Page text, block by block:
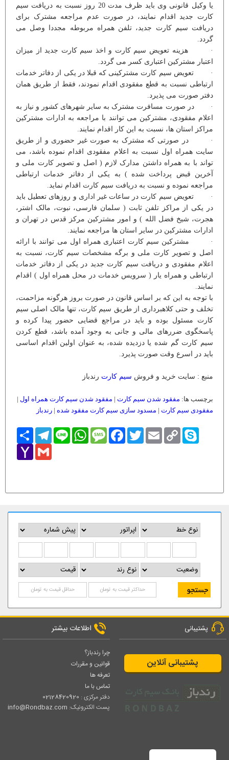
یا وکیل قانونی وی باید ظرف مدت 20 روز نسبت به دریافت سیم
کارت جدید اقدام نمایند، در صورت عدم مراجعه مشترک برای
دریافت سیم کارت جدید، تلفن همراه مربوطه مجددا وصل می
گردد.
· هزینه تعویض سیم کارت و اخذ سیم کارت جدید از میزان
اعتبار مشترکین اعتباری کسر می گردد.
· تعویض سیم کارت مشترکینی که قبلا در یکی از دفاتر خدمات
ارتباطی نسبت به قطع مفقودی اقدام نمودند، فقط از طریق همان
دفتر صورت می پذیرد.
· در صورت مسافرت مشترک به سایر شهرهای کشور و نیاز به
اعلام مفقودی، مشترکین می توانند با مراجعه به ادارات مشترکین
مراکز استان ها، نسبت به این کار اقدام نمایند.
· در صورتی که مشترک به صورت غیر حضوری و از طریق
سایت همراه اول نسبت به اعلام مفقودی اقدام نموده باشد، می
تواند با به همراه داشتن مدارک لازم ( اصل و تصویر کارت ملی و
آخرین قبض پرداخت شده ) به یکی از دفاتر خدمات ارتباطی
مراجعه نموده و نسبت به دریافت سیم کارت اقدام نماید.
· تعویض سیم کارت در ساعات غیر اداری و روزهای تعطیل باید
در یکی از مراکز تلفن ثابت ( سلمان فارسی، نبوت، مالک اشتر،
هجرت، شیخ فضل الله ) و امور مشترکین مرکز قدس در تهران و
ادارات مشترکین در سایر استان ها مراجعه نمایند.
· مشترکین سیم کارت اعتباری همراه اول می توانند با ارائه
اصل و تصویر کارت ملی و برگه مشخصات سیم کارت، نسبت به
اعلام مفقودی و دریافت سیم کارت جدید در یکی از دفاتر خدمات
ارتباطی و همراه یار ( سرویس خدمات در محل همراه اول ) اقدام
نمایند.
با توجه به این که بر اساس قانون در صورت بروز هرگونه مزاحمت،
تخلف و حتی کلاهبرداری از طریق سیم کارت، تنها مالک اصلی سیم
کارت مسئول بوده و باید در مراجع قضایی حضور پیدا کرده و
پاسخگوی ضررهای مالی و جانی به وجود آمده باشد، قطع کردن
سیم کارت گم شده یا دزدیده شده، به عنوان اولین اقدام اساسی
باید در اسرع وقت صورت پذیرد.
منبع : سایت خرید و فروش سیم کارت رندباز
برچسب ها: مفقود شدن سیم کارت | مفقود شدن سیم کارت همراه اول |
مفقودی سیم کارت | مسدود سازی سیم کارت مفقود شده | رندباز
اشتراکTelegram Line
WhatsAppMessageFacebookTwitter Email
Copy
Link
Skype
Yahoo
Mail
Gmail
پشتیبانی
پشتیبانی آنلاین
اطلاعات بیشتر
چرا رندباز؟
قوانین و مقررات
تعرفه ها
تماس با ما
دفتر مرکزی : 02128420920
پست الکترونیک: info@Rondbaz.com